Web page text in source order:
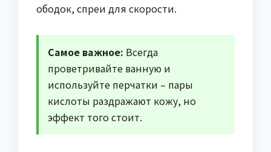
ободок, спреи для скорости.
Самое важное: Всегда
проветривайте ванную и
используйте перчатки – пары
кислоты раздражают кожу, но
эффект того стоит.